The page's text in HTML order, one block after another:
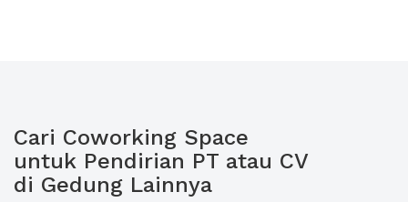
Cari Coworking Space
untuk Pendirian PT atau CV
di Gedung Lainnya